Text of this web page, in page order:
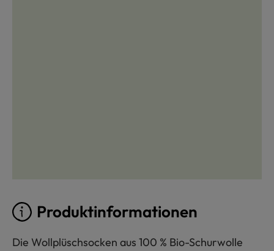
Produktinformationen
Die Wollplüschsocken aus 100 % Bio-Schurwolle